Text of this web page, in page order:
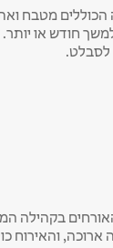
מטבח
חודש או יותר.
בקהילה
ארוכה, והאירוח